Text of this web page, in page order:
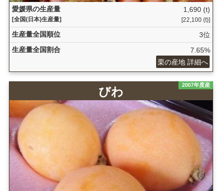
愛媛県の生産量
[全国(日本)生産量]
1,690 (t)
[22,100 (t)]
生産量全国順位
3位
生産量全国割合
7.65%
栗の産地 詳細へ
2007年度産
びわ